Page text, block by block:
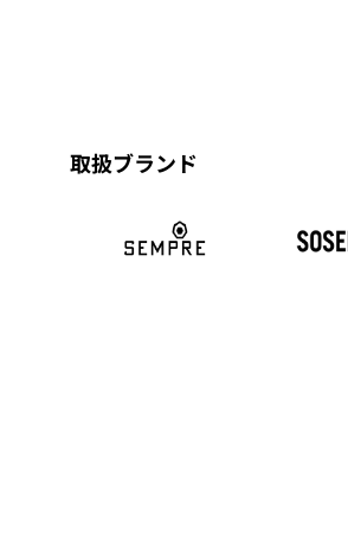
取扱ブランド